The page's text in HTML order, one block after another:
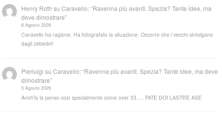
Henry Roth suCaravello: “Ravenna più avanti. Spezia? Tante idee, ma
deve dimostrare”
6 Agosto 2026
Caravello ha ragione. Ha fotografato la situazione. Occorre che i vecchi sintolgano
dagli zebedei!
Pierluigi suCaravello: “Ravenna più avanti. Spezia? Tante idee, ma deve
dimostrare”
5 Agosto 2026
Anch'io la penso così specialmente come over 33..... FATE DOI LASTRE ASE